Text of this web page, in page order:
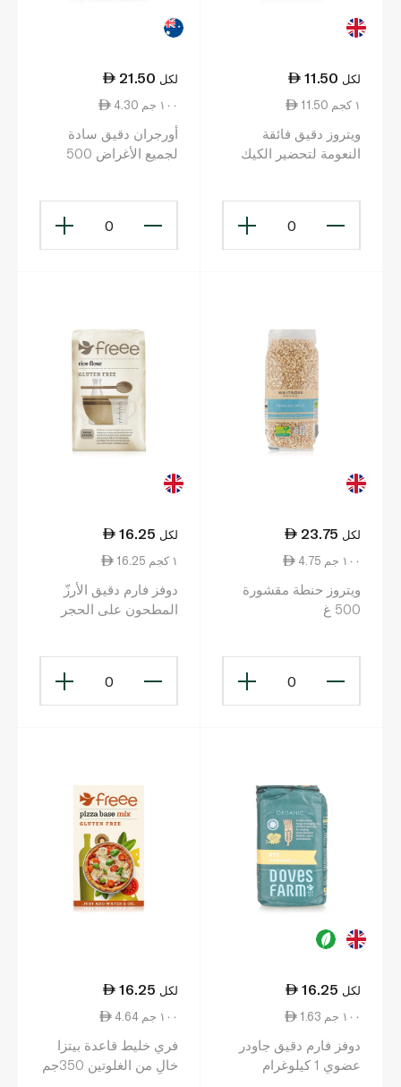
11.50 لكل
11.50 ١ كجم
ويتروز دقيق فائقة
النعومة لتحضير الكيك
0
21.50 لكل
4.30 ١٠٠ جم
أورجران دقيق سادة
لجميع الأغراض 500
0
23.75 لكل
4.75 ١٠٠ جم
ويتروز حنطة مقشورة
500 غ
0
16.25 لكل
16.25 ١ كجم
دوفز فارم دقيق الأرزّ
المطحون على الحجر
0
16.25 لكل
1.63 ١٠٠ جم
دوفز فارم دقيق جاودر
عضوي 1 كيلوغرام
16.25 لكل
4.64 ١٠٠ جم
فري خليط قاعدة بيتزا
خالٍ من الغلوتين 350جم